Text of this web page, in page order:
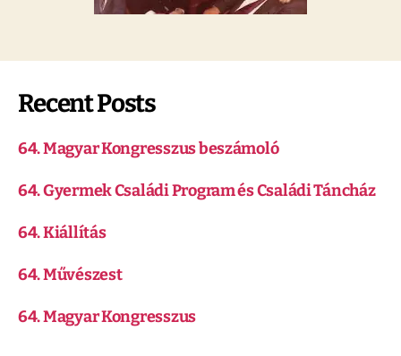
Recent Posts
64. Magyar Kongresszus beszámoló
64. Gyermek Családi Program és Családi Táncház
64. Kiállítás
64. Művészest
64. Magyar Kongresszus